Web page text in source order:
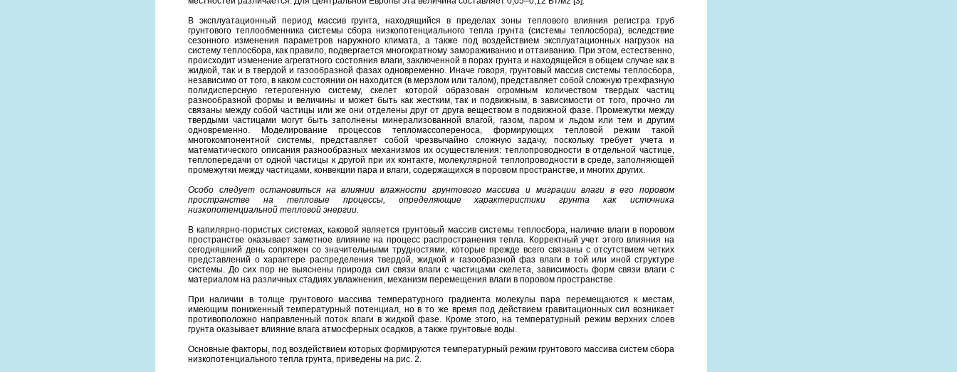
В эксплуатационный период массив грунта, находящийся в пределах зоны теплового влияния регистра труб
грунтового теплообменника системы сбора низкопотенциального тепла грунта (системы теплосбора), вследствие
сезонного изменения параметров наружного климата, а также под воздействием эксплуатационных нагрузок на
систему теплосбора, как правило, подвергается многократному замораживанию и оттаиванию. При этом, естественно,
происходит изменение агрегатного состояния влаги, заключенной в порах грунта и находящейся в общем случае как в
жидкой, так и в твердой и газообразной фазах одновременно. Иначе говоря, грунтовый массив системы теплосбора,
независимо от того, в каком состоянии он находится (в мерзлом или талом), представляет собой сложную трехфазную
полидисперсную гетерогенную систему, скелет которой образован огромным количеством твердых частиц
разнообразной формы и величины и может быть как жестким, так и подвижным, в зависимости от того, прочно ли
связаны между собой частицы или же они отделены друг от друга веществом в подвижной фазе. Промежутки между
твердыми частицами могут быть заполнены минерализованной влагой, газом, паром и льдом или тем и другим
одновременно. Моделирование процессов тепломассопереноса, формирующих тепловой режим такой
многокомпонентной системы, представляет собой чрезвычайно сложную задачу, поскольку требует учета и
математического описания разнообразных механизмов их осуществления: теплопроводности в отдельной частице,
теплопередачи от одной частицы к другой при их контакте, молекулярной теплопроводности в среде, заполняющей
промежутки между частицами, конвекции пара и влаги, содержащихся в поровом пространстве, и многих других.
Особо следует остановиться на влиянии влажности грунтового массива и миграции влаги в его поровом
пространстве на тепловые процессы, определяющие характеристики грунта как источника
низкопотенциальной тепловой энергии.
В капилярно-пористых системах, каковой является грунтовый массив системы теплосбора, наличие влаги в поровом
пространстве оказывает заметное влияние на процесс распространения тепла. Корректный учет этого влияния на
сегодняшний день сопряжен со значительными трудностями, которые прежде всего связаны с отсутствием четких
представлений о характере распределения твердой, жидкой и газообразной фаз влаги в той или иной структуре
системы. До сих пор не выяснены природа сил связи влаги с частицами скелета, зависимость форм связи влаги с
материалом на различных стадиях увлажнения, механизм перемещения влаги в поровом пространстве.
При наличии в толще грунтового массива температурного градиента молекулы пара перемещаются к местам,
имеющим пониженный температурный потенциал, но в то же время под действием гравитационных сил возникает
противоположно направленный поток влаги в жидкой фазе. Кроме этого, на температурный режим верхних слоев
грунта оказывает влияние влага атмосферных осадков, а также грунтовые воды.
Основные факторы, под воздействием которых формируются температурный режим грунтового массива систем сбора
низкопотенциального тепла грунта, приведены на рис. 2.